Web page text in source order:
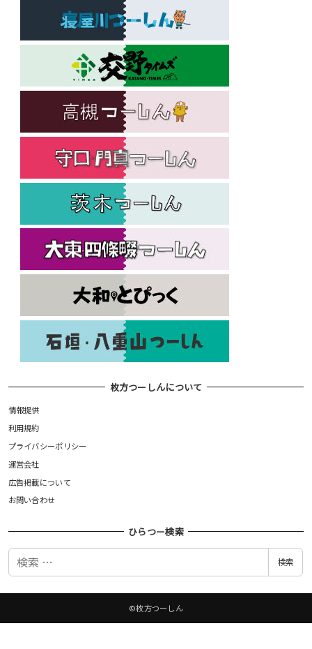
枚方つーしんについて
情報提供
利用規約
プライバシーポリシー
運営会社
広告掲載について
お問い合わせ
ひらつー検索
検
検索
©枚方つーしん